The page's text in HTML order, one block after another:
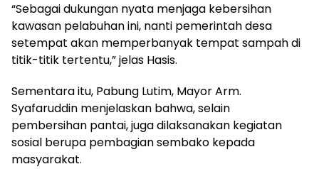
“Sebagai dukungan nyata menjaga kebersihan
kawasan pelabuhan ini, nanti pemerintah desa
setempat akan memperbanyak tempat sampah di
titik-titik tertentu,” jelas Hasis.
Sementara itu, Pabung Lutim, Mayor Arm.
Syafaruddin menjelaskan bahwa, selain
pembersihan pantai, juga dilaksanakan kegiatan
sosial berupa pembagian sembako kepada
masyarakat.